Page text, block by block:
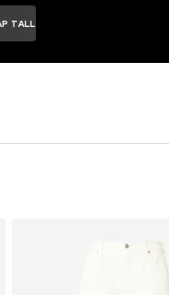
TALL